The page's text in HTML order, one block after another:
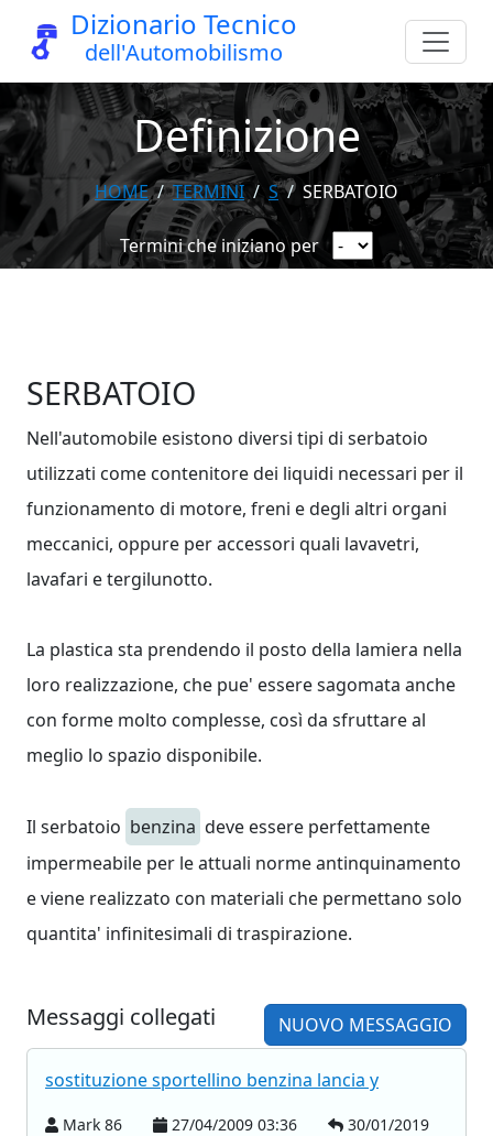
Dizionario Tecnico
dell'Automobilismo
Definizione
HOME TERMINI S SERBATOIO
Termini che iniziano per
SERBATOIO
Nell'automobile esistono diversi tipi di serbatoio
utilizzati come contenitore dei liquidi necessari per il
funzionamento di motore, freni e degli altri organi
meccanici, oppure per accessori quali lavavetri,
lavafari e tergilunotto.
La plastica sta prendendo il posto della lamiera nella
loro realizzazione, che pue' essere sagomata anche
con forme molto complesse, così da sfruttare al
meglio lo spazio disponibile.
Il serbatoio benzina deve essere perfettamente
impermeabile per le attuali norme antinquinamento
e viene realizzato con materiali che permettano solo
quantita' infinitesimali di traspirazione.
Messaggi collegati NUOVO MESSAGGIO
sostituzione sportellino benzina lancia y
Mark 86 27/04/2009 03:36
30/01/2019